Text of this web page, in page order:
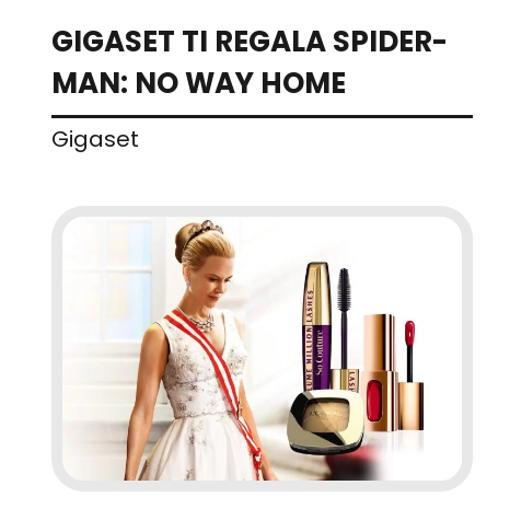
GIGASET TI REGALA SPIDER-
MAN: NO WAY HOME
Gigaset